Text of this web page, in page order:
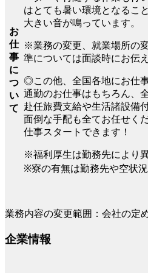
お
仕
事
に
つ
い
て
はとても暑い環境となるこ
大きい音が鳴っています。
※業務の変更、就業場所の
準については面談時にお伝
◎この他、全国各地にお仕
通勤のお仕事はもちろん、
赴任旅費支給や生活諸設備
面倒な手配も全てお任せく
仕事スタートできます！
※福利厚生は勤務先により異
※寮の有無は勤務先や空状況
業務内容の変更範囲：会社の定
企業情報